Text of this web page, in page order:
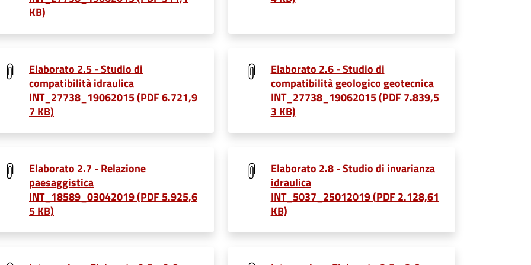
KB)
Elaborato 2.5 - Studio di
compatibilità idraulica
INT_27738_19062015 (PDF 6.721,9
7 KB)
Elaborato 2.6 - Studio di
compatibilità geologico geotecnica
INT_27738_19062015 (PDF 7.839,5
3 KB)
Elaborato 2.7 - Relazione
paesaggistica
INT_18589_03042019 (PDF 5.925,6
5 KB)
Elaborato 2.8 - Studio di invarianza
idraulica
INT_5037_25012019 (PDF 2.128,61
KB)